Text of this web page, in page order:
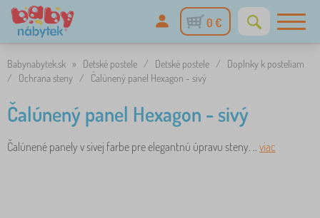
0 €
Babynabytek.sk » Detské postele / Detské postele /
Doplnky k posteliam
/
Ochrana steny / Čalúnený panel Hexagon - sivý
Čalúnený panel Hexagon - sivý
Čalúnené panely v sivej farbe pre elegantnú úpravu steny. .. viac